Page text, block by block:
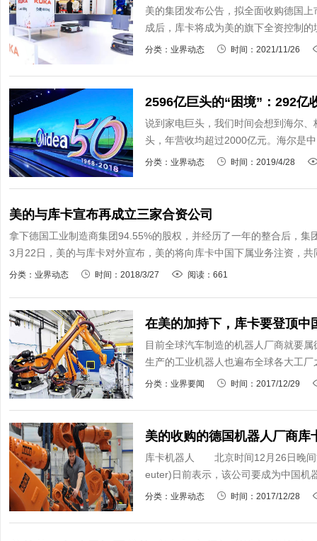
美的集团发布公告，拟全面收购德国
成后，库卡将成为美的旗下全资控制
分类：业界动态 时间：2021/11/26
2596亿巨头的“困境”：292亿
说到家电巨头，我们时间会想到海尔
头，年营收均超过2000亿元。海尔是
分类：业界动态 时间：2019/4/28
美的与库卡宣布再成立三家合资公司
拿下德国工业制造商集团94.55%的股权，并经历了一年的整合后
3月22日，美的与库卡对外宣布，美的将向库卡中国下属业务注资，
分类：业界动态 时间：2018/3/27 阅读：661
在美的加持下，库卡要登顶中
目前全球汽车制造的机器人厂商就要
生产的工业机器人也遍布全球各大工
分类：业界要闻 时间：2017/12/29
美的收购的德国机器人厂商库
库卡机器人 北京时间12月26日晚间
euter)日前表示，该公司要成为中国
分类：业界动态 时间：2017/12/28